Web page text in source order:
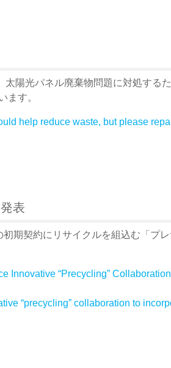
太陽光パネル廃棄物問題に対処するた
ます。
help reduce waste, but please
表
期契約にリサイクルを組込む「プレ
Innovative “Precycling”
“precycling” collaboration to